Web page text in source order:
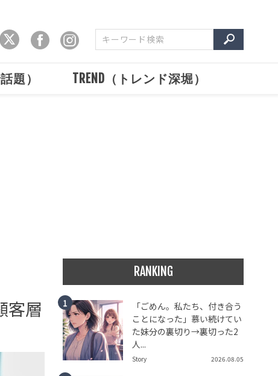
題） TREND（トレンド深堀）
客層
RANKING
「ごめん。私たち、付き合う
ことになった」慕い続けてい
た妹分の裏切り→裏切った2
人...
Story 2026.08.05